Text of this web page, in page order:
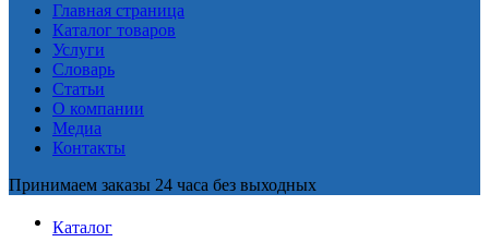
Главная страница
Каталог товаров
Услуги
Словарь
Статьи
О компании
Медиа
Контакты
Принимаем заказы 24 часа без выходных
Каталог